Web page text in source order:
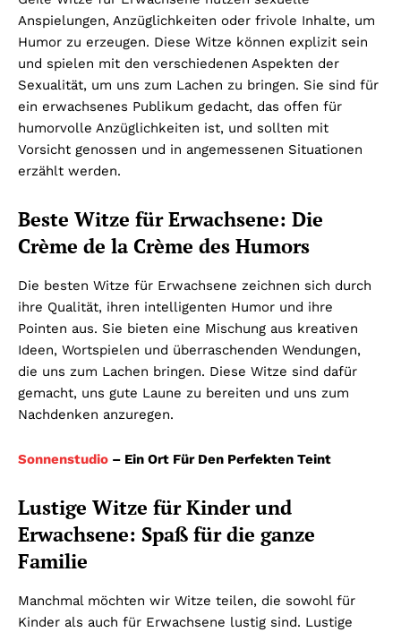
Anspielungen, Anzüglichkeiten oder frivole Inhalte, um
Humor zu erzeugen. Diese Witze können explizit sein
und spielen mit den verschiedenen Aspekten der
Sexualität, um uns zum Lachen zu bringen. Sie sind für
ein erwachsenes Publikum gedacht, das offen für
humorvolle Anzüglichkeiten ist, und sollten mit
Vorsicht genossen und in angemessenen Situationen
erzählt werden.
Beste Witze für Erwachsene: Die
Crème de la Crème des Humors
Die besten Witze für Erwachsene zeichnen sich durch
ihre Qualität, ihren intelligenten Humor und ihre
Pointen aus. Sie bieten eine Mischung aus kreativen
Ideen, Wortspielen und überraschenden Wendungen,
die uns zum Lachen bringen. Diese Witze sind dafür
gemacht, uns gute Laune zu bereiten und uns zum
Nachdenken anzuregen.
Sonnenstudio – Ein Ort Für Den Perfekten Teint
Lustige Witze für Kinder und
Erwachsene: Spaß für die ganze
Familie
Manchmal möchten wir Witze teilen, die sowohl für
Kinder als auch für Erwachsene lustig sind. Lustige